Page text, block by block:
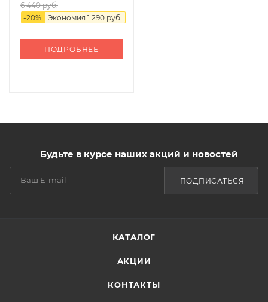
6 440 руб.
-20% Экономия 1 290 руб.
ПОДРОБНЕЕ
Будьте в курсе наших акций и новостей
ПОДПИСАТЬСЯ
КАТАЛОГ
АКЦИИ
КОНТАКТЫ